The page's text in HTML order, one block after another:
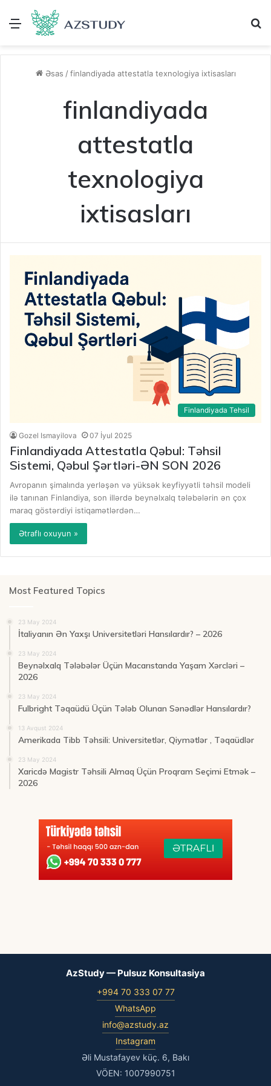
Menu
Əsas / finlandiyada attestatla texnologiya ixtisasları
finlandiyada
attestatla
texnologiya
ixtisasları
Finlandiyada Tehsil
Gozel Ismayilova 07 İyul 2025
Finlandiyada Attestatla Qəbul: Təhsil
Sistemi, Qəbul Şərtləri-ƏN SON 2026
Avropanın şimalında yerləşən və yüksək keyfiyyətli təhsil modeli
ilə tanınan Finlandiya, son illərdə beynəlxalq tələbələrin ən çox
maraq göstərdiyi istiqamətlərdən…
Ətraflı oxuyun »
Most Featured Topics
23 May 2024
İtaliyanın Ən Yaxşı Universitetləri Hansılardır? – 2026
23 May 2024
Beynəlxalq Tələbələr Üçün Macarıstanda Yaşam Xərcləri –
2026
23 May 2024
Fulbright Təqaüdü Üçün Tələb Olunan Sənədlər Hansılardır?
13 Avqust 2024
Amerikada Tibb Təhsili: Universitetlər, Qiymətlər , Təqaüdlər
23 May 2024
Xaricdə Magistr Təhsili Almaq Üçün Proqram Seçimi Etmək –
2026
AzStudy — Pulsuz Konsultasiya
+994 70 333 07 77
WhatsApp
info@azstudy.az
Instagram
Əli Mustafayev küç. 6, Bakı
VÖEN: 1007990751